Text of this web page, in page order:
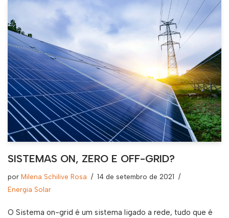
SISTEMAS ON, ZERO E OFF-GRID?
por Milena Schilive Rosa
14 de setembro de 2021
Energia Solar
O Sistema on-grid é um sistema ligado a rede, tudo que é